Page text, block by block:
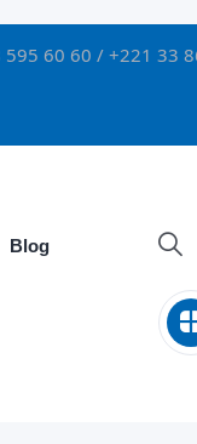
595 60 60 / +221 33
Blog